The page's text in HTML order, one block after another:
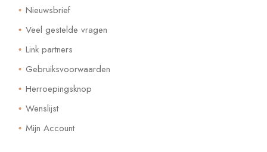
Nieuwsbrief
Veel gestelde vragen
Link partners
Gebruiksvoorwaarden
Herroepingsknop
Wenslijst
Mijn Account